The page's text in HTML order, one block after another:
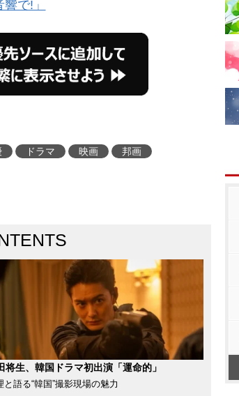
で!」
ドラマ 映画 邦画
将生、韓国ドラマ初出演「運命的」
と語る“韓国”撮影現場の魅力